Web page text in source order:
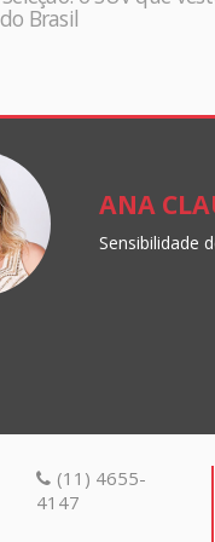
Brasil
ANA
Sensibilidade
(11) 4655-
4147